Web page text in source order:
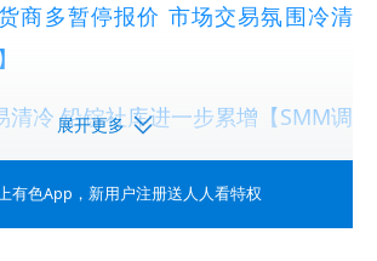
商多暂停报价 市场交易氛围冷清
清冷 铅锭社库进一步累增【SMM调
展开更多
有色App ，新用户注册送人人看特权